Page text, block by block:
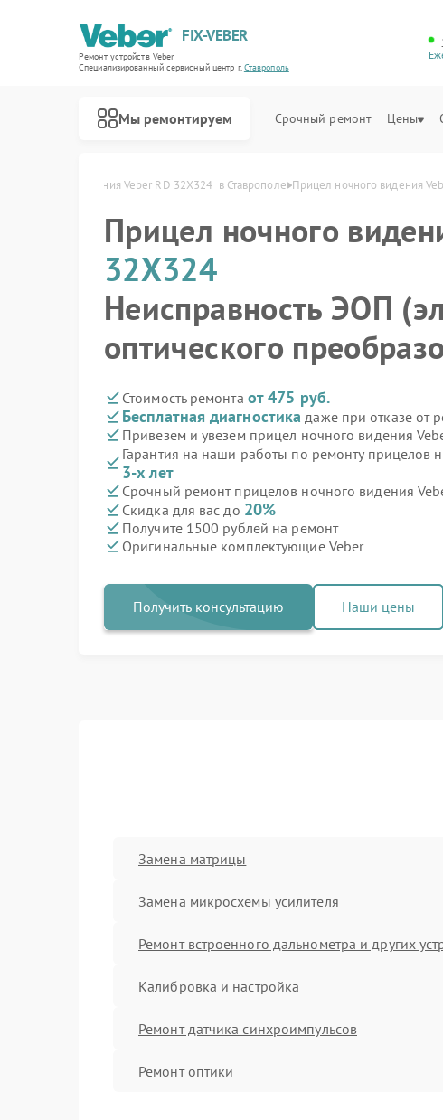
FIX-VEBER
Ремонт устройств Veber
Специализированный cервисный центр г.Ставрополь
Мы ремонтируем Срочный ремонт Цены
ночного видения Veber RD 32X324  в Ставрополе Прицел ночного видения
Прицел ночного
32X324
Неисправность ЭОП
оптического
Стоимость ремонта от 475 руб.
Бесплатная диагностика даже при отказе от
Привезем и увезем прицел ночного видения
Гарантия на наши работы по ремонту прицелов
3-х лет
Срочный ремонт прицелов ночного видения
Скидка для вас до 20%
Получите 1500 рублей на ремонт
Оригинальные комплектующие Veber
Получить консультацию Наши цены
Замена матрицы
Замена микросхемы усилителя
Ремонт встроенного дальнометра и других
Калибровка и настройка
Ремонт датчика синхроимпульсов
Ремонт оптики